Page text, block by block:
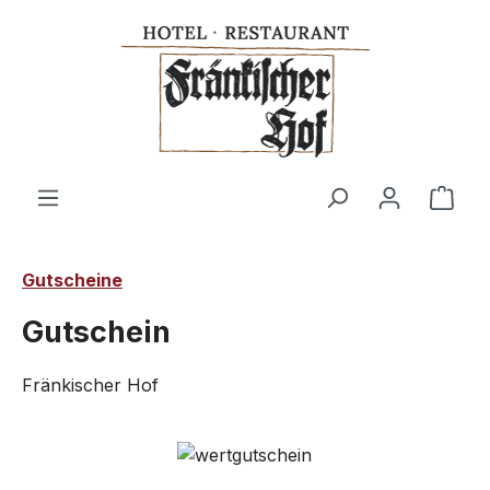
Gutscheine
Gutschein
Fränkischer Hof
Bildergalerie überspringen